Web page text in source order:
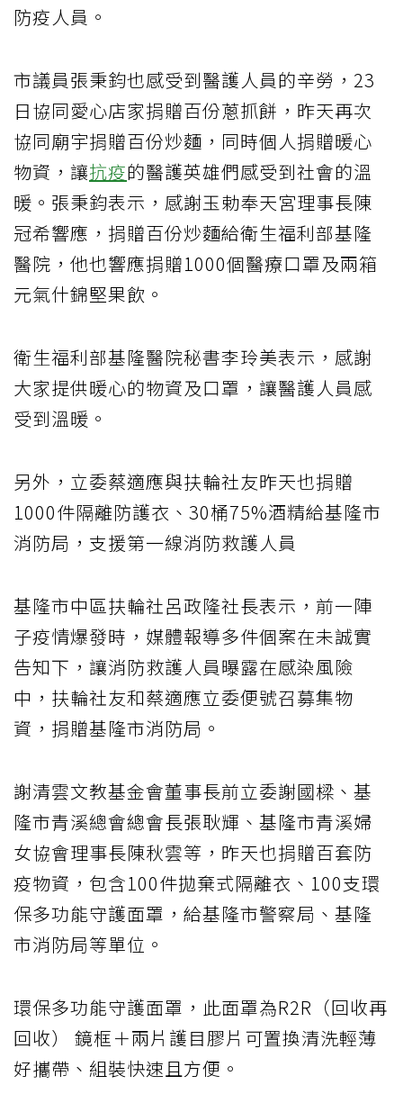
防疫人員。
市議員張秉鈞也感受到醫護人員的辛勞，23
日協同愛心店家捐贈百份蔥抓餅，昨天再次
協同廟宇捐贈百份炒麵，同時個人捐贈暖心
物資，讓抗疫的醫護英雄們感受到社會的溫
暖。張秉鈞表示，感謝玉勅奉天宮理事長陳
冠希響應，捐贈百份炒麵給衛生福利部基隆
醫院，他也響應捐贈1000個醫療口罩及兩箱
元氣什錦堅果飲。
衛生福利部基隆醫院秘書李玲美表示，感謝
大家提供暖心的物資及口罩，讓醫護人員感
受到溫暖。
另外，立委蔡適應與扶輪社友昨天也捐贈
1000件隔離防護衣、30桶75%酒精給基隆市
消防局，支援第一線消防救護人員
基隆市中區扶輪社呂政隆社長表示，前一陣
子疫情爆發時，媒體報導多件個案在未誠實
告知下，讓消防救護人員曝露在感染風險
中，扶輪社友和蔡適應立委便號召募集物
資，捐贈基隆市消防局。
謝清雲文教基金會董事長前立委謝國樑、基
隆市青溪總會總會長張耿輝、基隆市青溪婦
女協會理事長陳秋雲等，昨天也捐贈百套防
疫物資，包含100件拋棄式隔離衣、100支環
保多功能守護面罩，給基隆市警察局、基隆
市消防局等單位。
環保多功能守護面罩，此面罩為R2R（回收再
回收） 鏡框＋兩片護目膠片可置換清洗輕薄
好攜帶、組裝快速且方便。